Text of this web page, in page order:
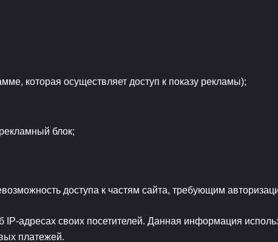
которая осуществляет доступ к показу рекламы);
блок;
доступа к частям сайта, требующим
IP-адресах своих посетителей. Данная информация
платежей.